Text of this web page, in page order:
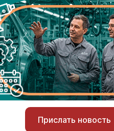
Прислать новость